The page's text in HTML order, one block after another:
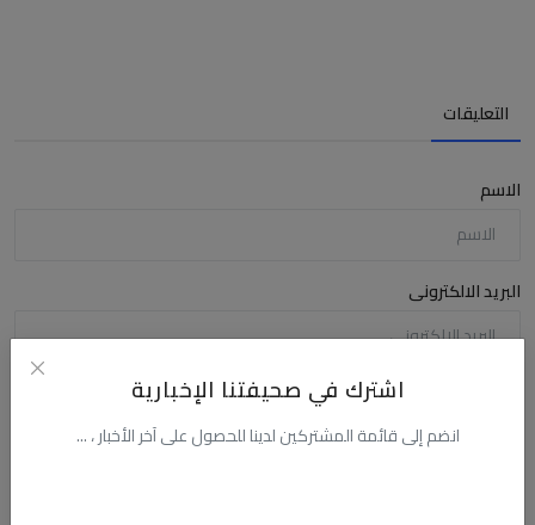
اشترك في صحيفتنا الإخبارية
انضم إلى قائمة المشتركين لدينا للحصول على آخر الأخبار ، ...
التعليقات
الاسم
البريد الالكترونى